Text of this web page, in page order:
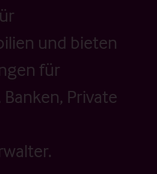
und bieten
für
Private